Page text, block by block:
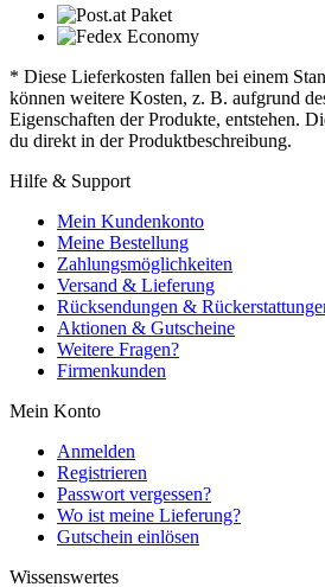
* Diese Lieferkosten fallen bei einem
können weitere Kosten, z. B. aufgrund
Eigenschaften der Produkte, entstehen.
du direkt in der Produktbeschreibung.
Hilfe & Support
Mein Kundenkonto
Meine Bestellung
Zahlungsmöglichkeiten
Versand & Lieferung
Rücksendungen &
Aktionen & Gutscheine
Weitere Fragen?
Firmenkunden
Mein Konto
Anmelden
Registrieren
Passwort vergessen?
Wo ist meine Lieferung?
Gutschein einlösen
Wissenswertes